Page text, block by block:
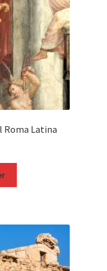
Roma Latina